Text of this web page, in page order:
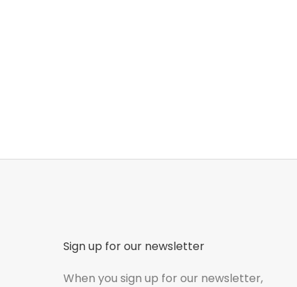
Sign up for our newsletter
When you sign up for our newsletter,